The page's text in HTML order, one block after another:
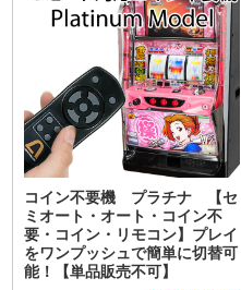
コイン不要機 プラチナ 【セ
ミオート・オート・コイン不
要・コイン・リモコン】プレイ
をワンプッシュで簡単に切替可
能！【単品販売不可】